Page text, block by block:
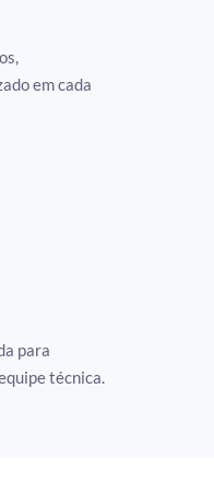
em cada
para
técnica.